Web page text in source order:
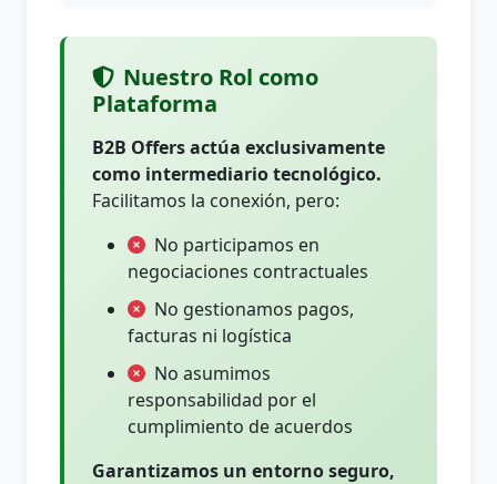
Nuestro Rol como
Plataforma
B2B Offers actúa exclusivamente
como intermediario tecnológico.
Facilitamos la conexión, pero:
No participamos en
negociaciones contractuales
No gestionamos pagos,
facturas ni logística
No asumimos
responsabilidad por el
cumplimiento de acuerdos
Garantizamos un entorno seguro,